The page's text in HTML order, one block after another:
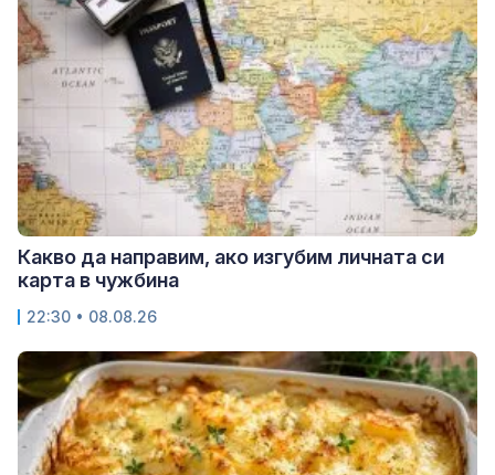
Какво да направим, ако изгубим личната си
карта в чужбина
22:30 • 08.08.26